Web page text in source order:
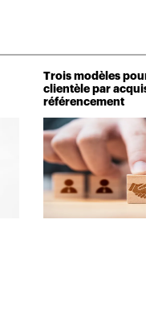
Trois modèles pour
clientèle par
référencement